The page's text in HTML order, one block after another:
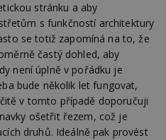
stránku a aby
s funkčností architektury
se totiž zapomíná na to, že
častý dohled, aby
není úplně v pořádku je
bude několik let fungovat,
v tomto případě doporučuji
ošetřit řezem, což je
druhů. Ideálně pak provést